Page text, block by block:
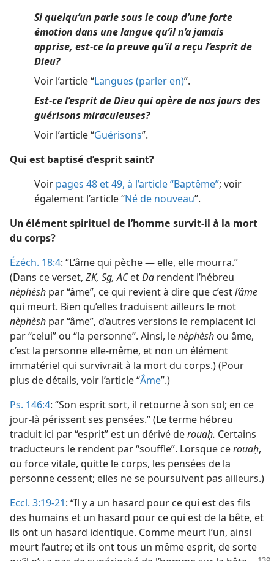
Si quelqu’un parle sous le coup d’une forte
émotion dans une langue qu’il n’a jamais
apprise, est-​ce la preuve qu’il a reçu l’esprit de
Dieu?
Voir l’article “Langues (parler en)”.
Est-​ce l’esprit de Dieu qui opère de nos jours des
guérisons miraculeuses?
Voir l’article “Guérisons”.
Qui est baptisé d’esprit saint?
Voir pages 48 et 49, à l’article “Baptême”; voir
également l’article “Né de nouveau”.
Un élément spirituel de l’homme survit-​il à la mort
du corps?
Ézéch. 18:4: “L’âme qui pèche — elle, elle mourra.”
(Dans ce verset, ZK, Sg, ACetDa rendent l’hébreu
nèphèsh par “âme”, ce qui revient à dire que c’estl’âme
qui meurt. Bien qu’elles traduisent ailleurs le mot
nèphèsh par “âme”, d’autres versions le remplacent ici
par “celui” ou “la personne”. Ainsi, lenèphèsh ou âme,
c’est la personne elle-​même, et non un élément
immatériel qui survivrait à la mort du corps.) (Pour
plus de détails, voir l’article “Âme”.)
Ps. 146:4: “Son esprit sort, il retourne à son sol; en ce
jour-​là périssent ses pensées.” (Le terme hébreu
traduit ici par “esprit” est un dérivé derouaḥ. Certains
traducteurs le rendent par “souffle”. Lorsque cerouaḥ,
ou force vitale, quitte le corps, les pensées de la
personne cessent; elles ne se poursuivent pas ailleurs.)
Eccl. 3:19-21: “Il y a un hasard pour ce qui est des fils
des humains et un hasard pour ce qui est de la bête, et
ils ont un hasard identique. Comme meurt l’un, ainsi
meurt l’autre; et ils ont tous un même esprit, de sorte